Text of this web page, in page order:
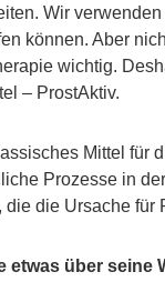
Wir
können. Aber
wichtig.
– ProstAktiv.
Mittel für
Prozesse in
die die Ursache für
etwas über seine